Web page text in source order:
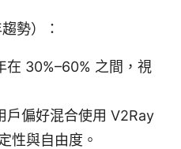
勢）：
在 30%–60% 之間，視
戶偏好混合使用 V2Ray
性與自由度。